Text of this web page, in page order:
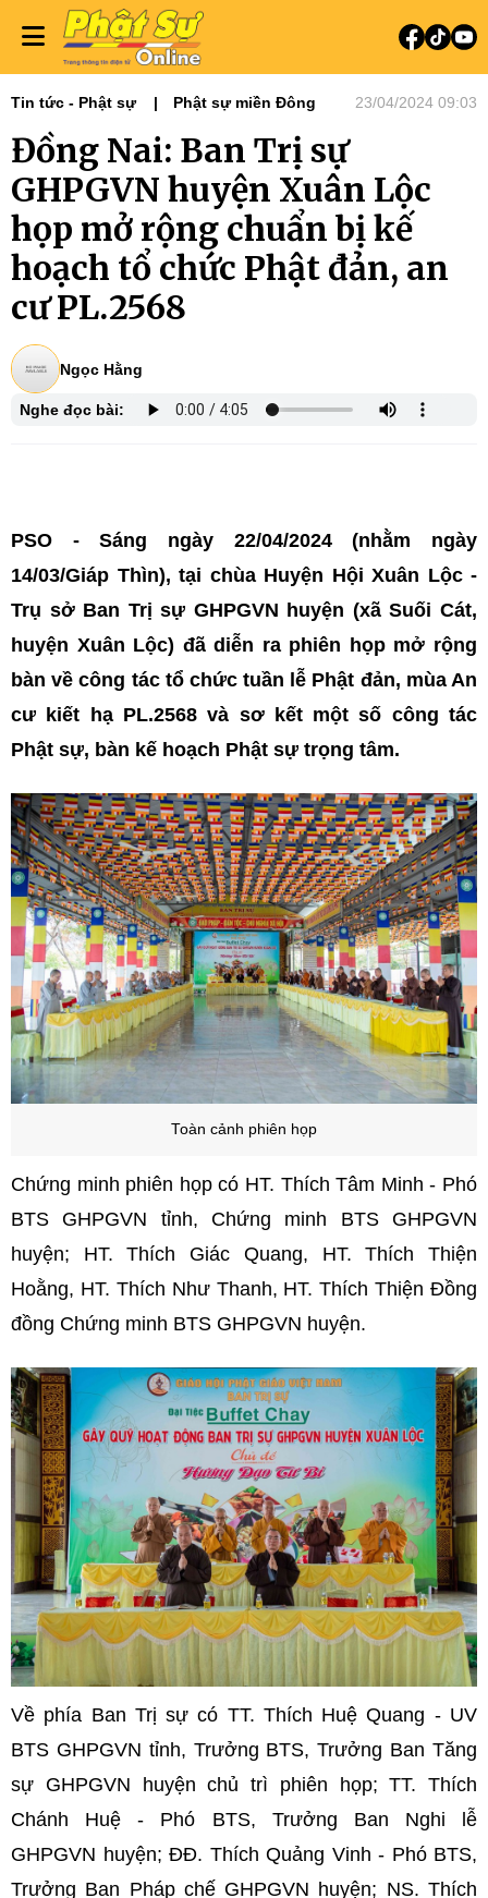
Tin tức - Phật sự Phật sự miền Đông 23/04/2024 09:03
Đồng Nai: Ban Trị sự
GHPGVN huyện Xuân Lộc
họp mở rộng chuẩn bị kế
hoạch tổ chức Phật đản, an
cư PL.2568
Ngọc Hằng
Nghe đọc bài:
PSO - Sáng ngày 22/04/2024 (nhằm ngày
14/03/Giáp Thìn), tại chùa Huyện Hội Xuân Lộc -
Trụ sở Ban Trị sự GHPGVN huyện (xã Suối Cát,
huyện Xuân Lộc) đã diễn ra phiên họp mở rộng
bàn về công tác tổ chức tuần lễ Phật đản, mùa An
cư kiết hạ PL.2568 và sơ kết một số công tác
Phật sự, bàn kế hoạch Phật sự trọng tâm.
Toàn cảnh phiên họp
Chứng minh phiên họp có HT. Thích Tâm Minh - Phó
BTS GHPGVN tỉnh, Chứng minh BTS GHPGVN
huyện; HT. Thích Giác Quang, HT. Thích Thiện
Hoằng, HT. Thích Như Thanh, HT. Thích Thiện Đồng
đồng Chứng minh BTS GHPGVN huyện.
Về phía Ban Trị sự có TT. Thích Huệ Quang - UV
BTS GHPGVN tỉnh, Trưởng BTS, Trưởng Ban Tăng
sự GHPGVN huyện chủ trì phiên họp; TT. Thích
Chánh Huệ - Phó BTS, Trưởng Ban Nghi lễ
GHPGVN huyện; ĐĐ. Thích Quảng Vinh - Phó BTS,
Trưởng Ban Pháp chế GHPGVN huyện; NS. Thích